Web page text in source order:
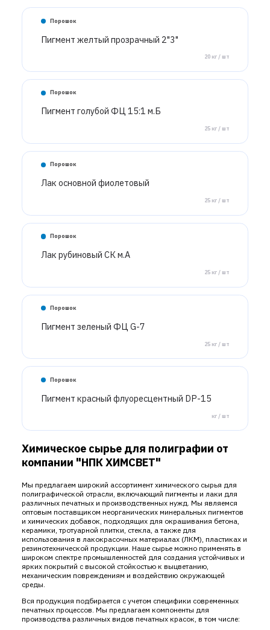
Порошок
Пигмент желтый прозрачный 2"3"
20 кг / шт
Порошок
Пигмент голубой ФЦ 15:1 м.Б
25 кг / шт
Порошок
Лак основной фиолетовый
25 кг / шт
Порошок
Лак рубиновый СК м.А
25 кг / шт
Порошок
Пигмент зеленый ФЦ G-7
25 кг / шт
Порошок
Пигмент красный флуоресцентный DP-15
кг / шт
Химическое сырье для полиграфии от
компании "НПК ХИМСВЕТ"
Мы предлагаем широкий ассортимент химического сырья для
полиграфической отрасли, включающий пигменты и лаки для
различных печатных и производственных нужд. Мы являемся
оптовым поставщиком неорганических минеральных пигментов
и химических добавок, подходящих для окрашивания бетона,
керамики, тротуарной плитки, стекла, а также для
использования в лакокрасочных материалах (ЛКМ), пластиках и
резинотехнической продукции. Наше сырье можно применять в
широком спектре промышленностей для создания устойчивых и
ярких покрытий с высокой стойкостью к выцветанию,
механическим повреждениям и воздействию окружающей
среды.
Вся продукция подбирается с учетом специфики современных
печатных процессов. Мы предлагаем компоненты для
производства различных видов печатных красок, в том числе: